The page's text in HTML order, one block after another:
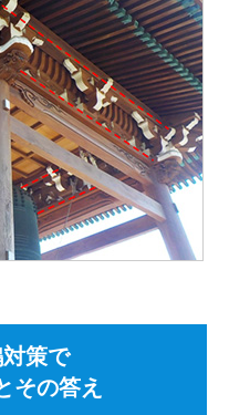
策で
その答え